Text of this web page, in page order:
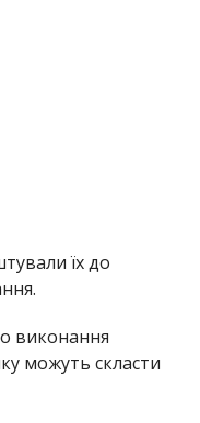
їх до
виконання
можуть скласти